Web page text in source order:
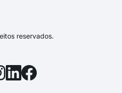
reservados.